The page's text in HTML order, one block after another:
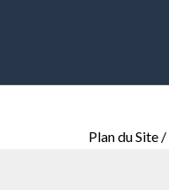
Plan du Site /